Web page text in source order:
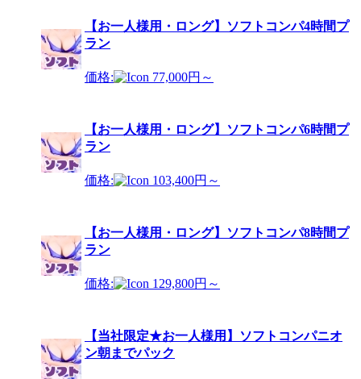
【お一人様用・ロング】ソフトコンパ4時間プ
ラン
価格: 77,000円～
【お一人様用・ロング】ソフトコンパ6時間プ
ラン
価格: 103,400円～
【お一人様用・ロング】ソフトコンパ8時間プ
ラン
価格: 129,800円～
【当社限定★お一人様用】ソフトコンパニオ
ン朝までパック